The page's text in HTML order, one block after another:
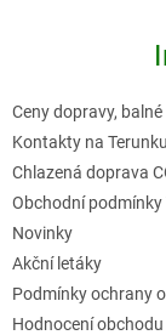
Ceny dopravy, balné
Kontakty na Terunku
Chlazená doprava
Obchodní podmínky
Novinky
Akční letáky
Podmínky ochrany
Hodnocení obchodu